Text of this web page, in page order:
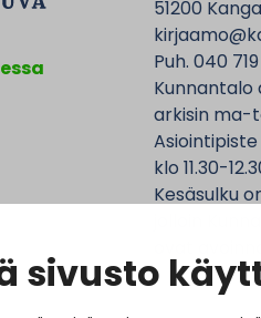
sivusto
51200
Puh. 040
Kunnantalo
arkisin ma-
klo 11.30-
Kesäsulku